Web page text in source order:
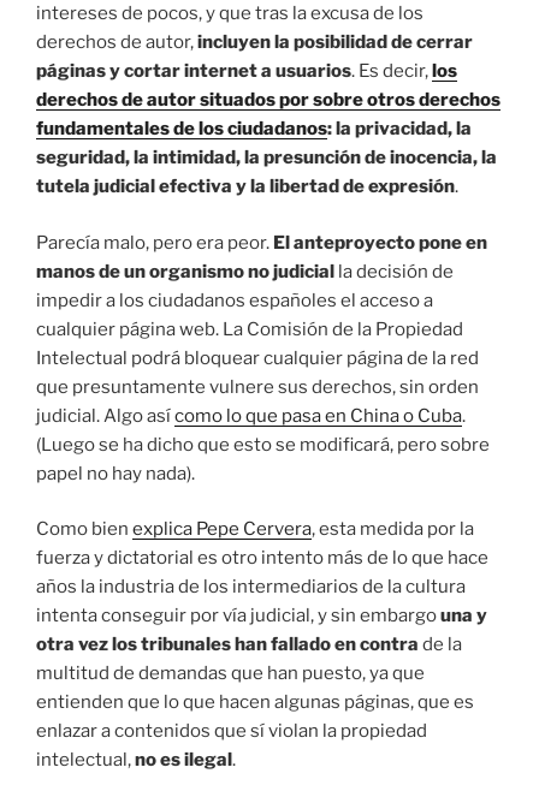
intereses de pocos, y que tras la excusa de los
derechos de autor,incluyen la posibilidad de cerrar
páginas y cortar internet a usuarios. Es decir,los
derechos de autor situados por sobre otros derechos
fundamentales de los ciudadanos: la privacidad, la
seguridad, la intimidad, la presunción de inocencia, la
tutela judicial efectiva y la libertad de expresión.
Parecía malo, pero era peor. El anteproyecto pone en
manos de un organismo no judicial la decisión de
impedir a los ciudadanos españoles el acceso a
cualquier página web. La Comisión de la Propiedad
Intelectual podrá bloquear cualquier página de la red
que presuntamente vulnere sus derechos, sin orden
judicial. Algo asícomo lo que pasa en China o Cuba.
(Luego se ha dicho que esto se modificará, pero sobre
papel no hay nada).
Como bien explica Pepe Cervera, esta medida por la
fuerza y dictatorial es otro intento más de lo que hace
años la industria de los intermediarios de la cultura
intenta conseguir por vía judicial, y sin embargouna y
otra vez los tribunales han fallado en contra de la
multitud de demandas que han puesto, ya que
entienden que lo que hacen algunas páginas, que es
enlazar a contenidos que sí violan la propiedad
intelectual,no es ilegal.